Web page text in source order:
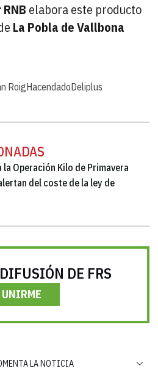
elabora este producto
La Pobla de Vallbona
RoigHacendadoDeliplus
la Operación Kilo de Primavera
del coste de la ley de
DE FRS
UNIRME
LA NOTICIA